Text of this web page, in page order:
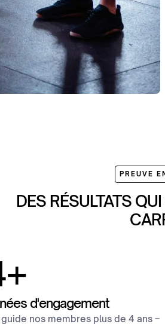
PREUVE
DES RÉSULTATS
+
d'engagement
guide nos membres plus de 4 ans –